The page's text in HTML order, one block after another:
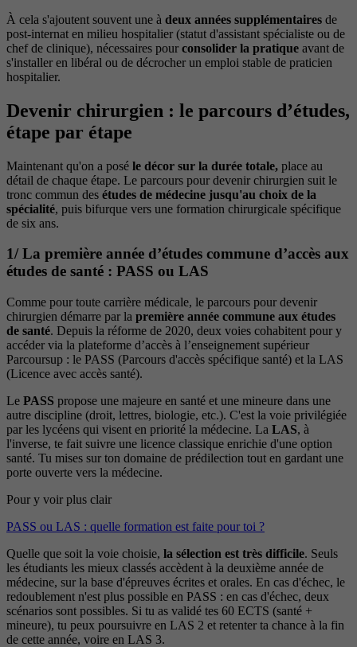
À cela s'ajoutent souvent une à deux années supplémentaires de
post-internat en milieu hospitalier (statut d'assistant spécialiste ou de
chef de clinique), nécessaires pour consolider la pratique avant de
s'installer en libéral ou de décrocher un emploi stable de praticien
hospitalier.
Devenir chirurgien : le parcours d’études,
étape par étape
Maintenant qu'on a posé le décor sur la durée totale, place au
détail de chaque étape. Le parcours pour devenir chirurgien suit le
tronc commun des études de médecine jusqu'au choix de la
spécialité, puis bifurque vers une formation chirurgicale spécifique
de six ans.
1/ La première année d’études commune d’accès aux
études de santé : PASS ou LAS
Comme pour toute carrière médicale, le parcours pour devenir
chirurgien démarre par la première année commune aux études
de santé. Depuis la réforme de 2020, deux voies cohabitent pour y
accéder via la plateforme d’accès à l’enseignement supérieur
Parcoursup : le PASS (Parcours d'accès spécifique santé) et la LAS
(Licence avec accès santé).
Le PASS propose une majeure en santé et une mineure dans une
autre discipline (droit, lettres, biologie, etc.). C'est la voie privilégiée
par les lycéens qui visent en priorité la médecine. La LAS, à
l'inverse, te fait suivre une licence classique enrichie d'une option
santé. Tu mises sur ton domaine de prédilection tout en gardant une
porte ouverte vers la médecine.
Pour y voir plus clair
PASS ou LAS : quelle formation est faite pour toi ?
Quelle que soit la voie choisie, la sélection est très difficile. Seuls
les étudiants les mieux classés accèdent à la deuxième année de
médecine, sur la base d'épreuves écrites et orales. En cas d'échec, le
redoublement n'est plus possible en PASS : en cas d'échec, deux
scénarios sont possibles. Si tu as validé tes 60 ECTS (santé +
mineure), tu peux poursuivre en LAS 2 et retenter ta chance à la fin
de cette année, voire en LAS 3.